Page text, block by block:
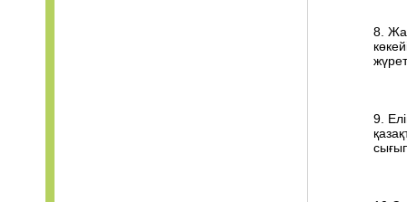
8.
9.